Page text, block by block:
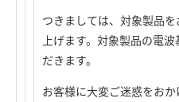
つきましては、対象製品
上げます。対象製品の電
だきます。
お客様に大変ご迷惑をお